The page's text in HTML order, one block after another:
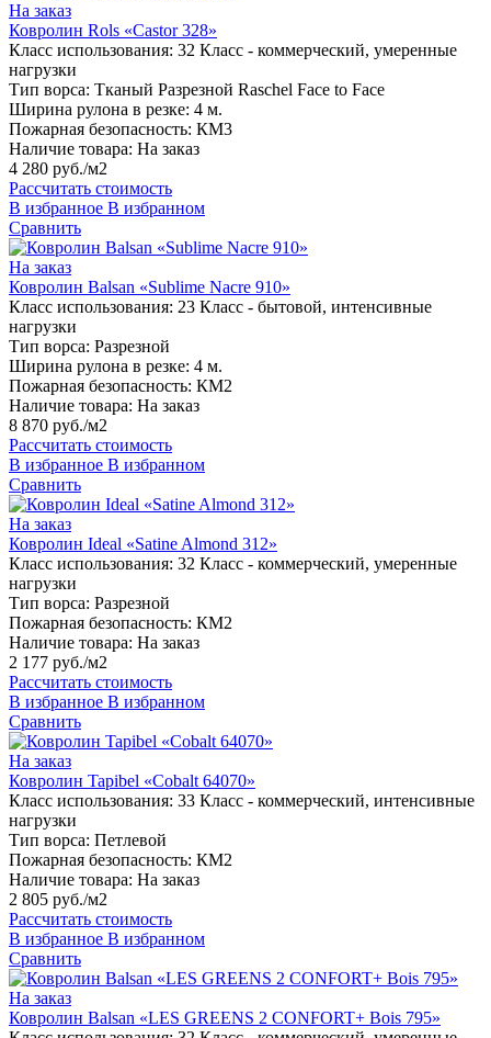
На заказ
Ковролин Rols «Castor 328»
Класс использования: 32 Класс - коммерческий, умеренные
нагрузки
Тип ворса: Тканый Разрезной Raschel Face to Face
Ширина рулона в резке: 4 м.
Пожарная безопасность: КМ3
Наличие товара: На заказ
4 280 руб./м2
Рассчитать стоимость
В избранное В избранном
Сравнить
На заказ
Ковролин Balsan «Sublime Nacre 910»
Класс использования: 23 Класс - бытовой, интенсивные
нагрузки
Тип ворса: Разрезной
Ширина рулона в резке: 4 м.
Пожарная безопасность: КМ2
Наличие товара: На заказ
8 870 руб./м2
Рассчитать стоимость
В избранное В избранном
Сравнить
На заказ
Ковролин Ideal «Satine Almond 312»
Класс использования: 32 Класс - коммерческий, умеренные
нагрузки
Тип ворса: Разрезной
Пожарная безопасность: КМ2
Наличие товара: На заказ
2 177 руб./м2
Рассчитать стоимость
В избранное В избранном
Сравнить
На заказ
Ковролин Tapibel «Cobalt 64070»
Класс использования: 33 Класс - коммерческий, интенсивные
нагрузки
Тип ворса: Петлевой
Пожарная безопасность: КМ2
Наличие товара: На заказ
2 805 руб./м2
Рассчитать стоимость
В избранное В избранном
Сравнить
На заказ
Ковролин Balsan «LES GREENS 2 CONFORT+ Bois 795»